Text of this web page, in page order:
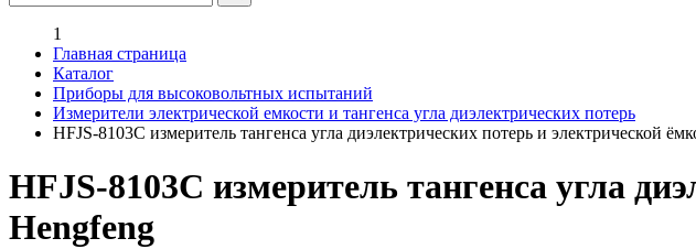
1
Главная страница
Каталог
Приборы для высоковольтных испытаний
Измерители электрической емкости и тангенса угла диэлектрических потерь
HFJS-8103C измеритель тангенса угла диэлектрических потерь и электрической
HFJS-8103C измеритель тангенса угла
Hengfeng